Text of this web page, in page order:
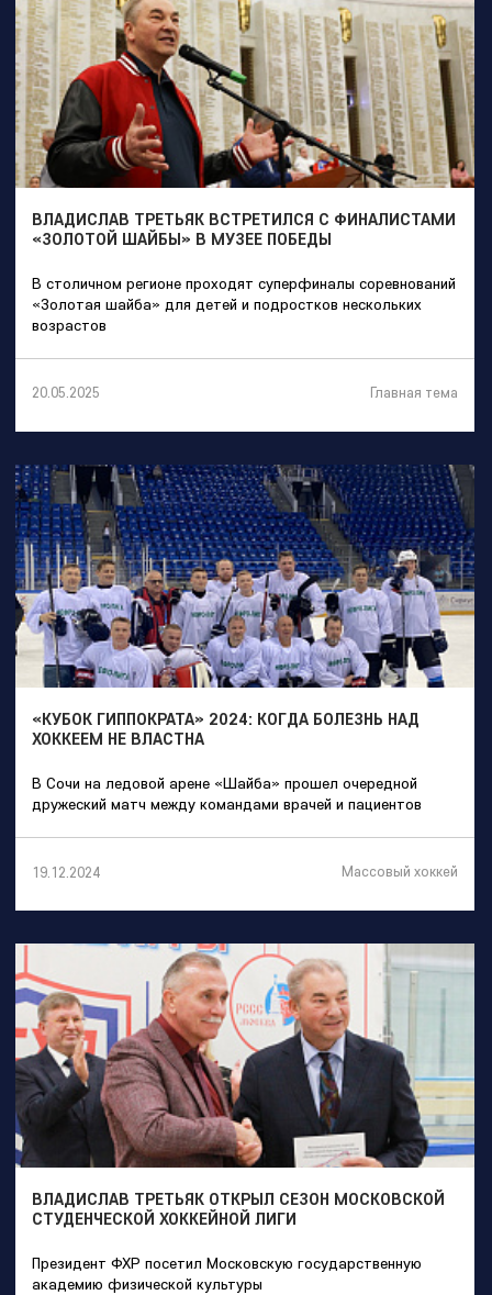
ВЛАДИСЛАВ ТРЕТЬЯК ВСТРЕТИЛСЯ С ФИНАЛИСТАМИ
«ЗОЛОТОЙ ШАЙБЫ» В МУЗЕЕ ПОБЕДЫ
В столичном регионе проходят суперфиналы соревнований
«Золотая шайба» для детей и подростков нескольких
возрастов
20.05.2025 Главная тема
«КУБОК ГИППОКРАТА» 2024: КОГДА БОЛЕЗНЬ НАД
ХОККЕЕМ НЕ ВЛАСТНА
В Сочи на ледовой арене «Шайба» прошел очередной
дружеский матч между командами врачей и пациентов
19.12.2024 Массовый хоккей
ВЛАДИСЛАВ ТРЕТЬЯК ОТКРЫЛ СЕЗОН МОСКОВСКОЙ
СТУДЕНЧЕСКОЙ ХОККЕЙНОЙ ЛИГИ
Президент ФХР посетил Московскую государственную
академию физической культуры